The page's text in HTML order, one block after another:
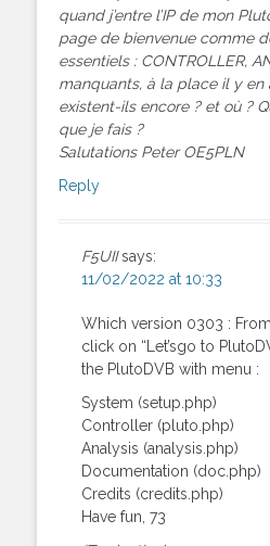
quand j’entre l’IP de mon
page de bienvenue comme
essentiels : CONTROLLER,
manquants, à la place il y en
existent-ils encore ? et où ?
que je fais ?
Salutations Peter OE5PLN
Reply
F5UII says:
11/02/2022 at 10:33
Which version 0303 :
click on “Let’sgo to
the PlutoDVB with menu :
System (setup.php)
Controller (pluto.php)
Analysis (analysis.php)
Documentation (doc.php)
Credits (credits.php)
Have fun, 73